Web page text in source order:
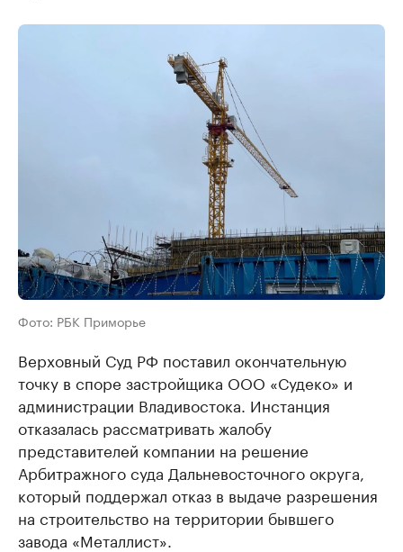
Фото: РБК Приморье
Верховный Суд РФ поставил окончательную
точку в споре застройщика ООО «Судеко» и
администрации Владивостока. Инстанция
отказалась рассматривать жалобу
представителей компании на решение
Арбитражного суда Дальневосточного округа,
который поддержал отказ в выдаче разрешения
на строительство на территории бывшего
завода «Металлист».